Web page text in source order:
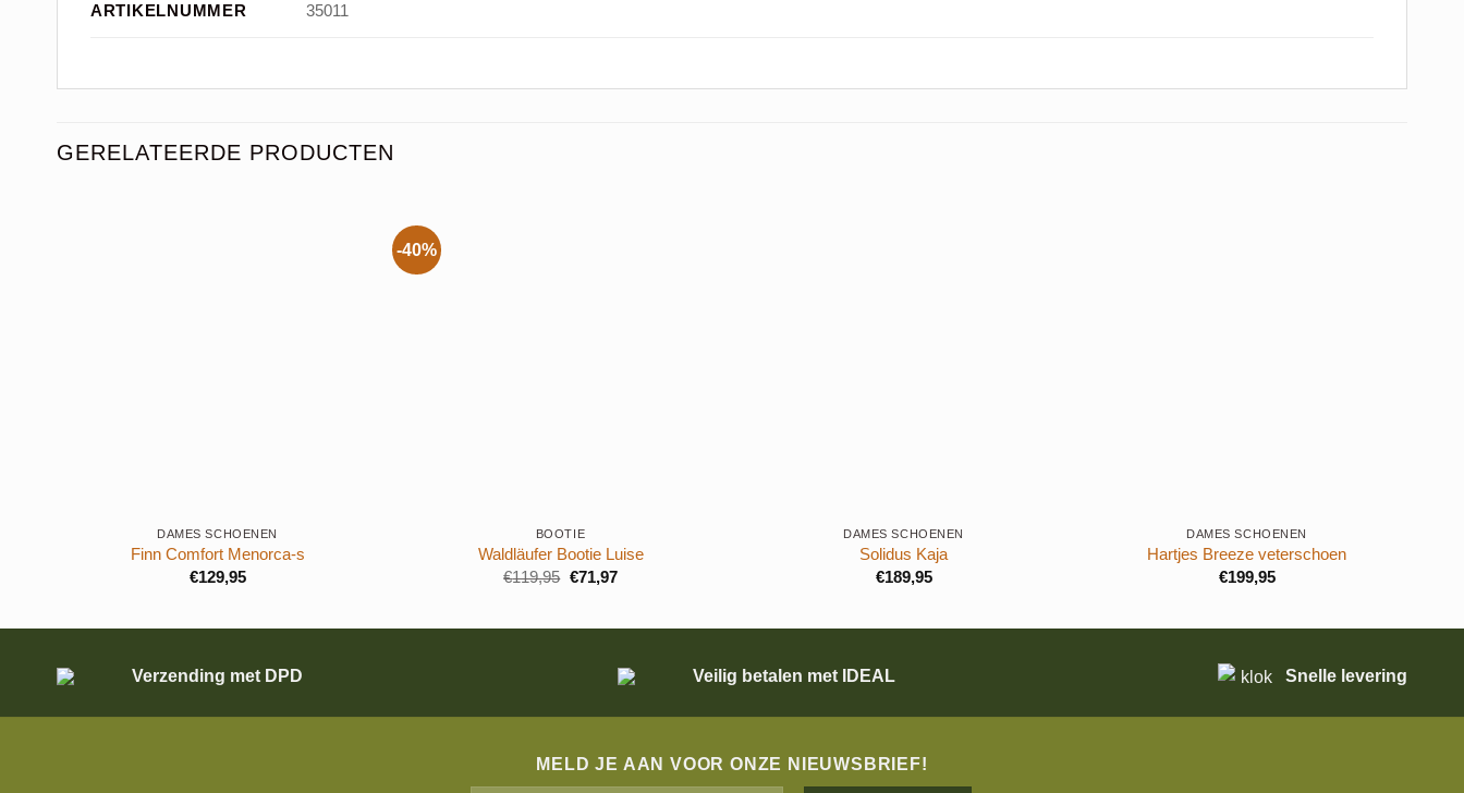
ARTIKELNUMMER 35011
GERELATEERDE PRODUCTEN
DAMES SCHOENEN
Finn Comfort Menorca-s
€129,95
-40%
BOOTIE
Waldläufer Bootie Luise
€119,95 Oorspronkelijke
€71,97Huidige
DAMES SCHOENEN
Solidus Kaja
€189,95
DAMES SCHOENEN
Hartjes Breeze veterschoen
€199,95
Verzending met DPD Veilig betalen met IDEAL Snelle levering
MELD JE AAN VOOR ONZE NIEUWSBRIEF!